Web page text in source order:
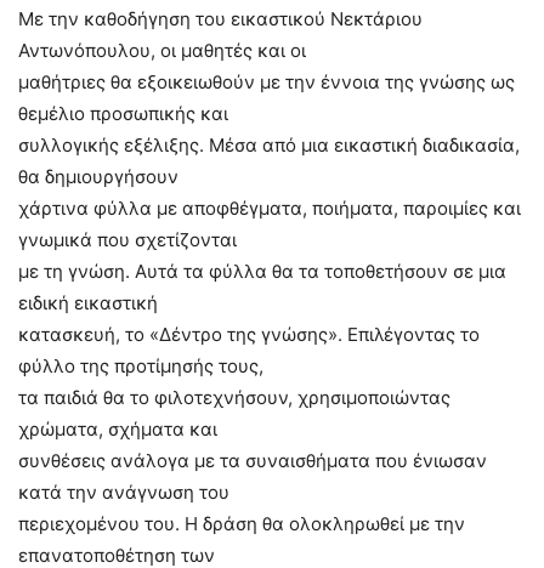
Με την καθοδήγηση του εικαστικού Νεκτάριου
Αντωνόπουλου, οι μαθητές και οι
μαθήτριες θα εξοικειωθούν με την έννοια της γνώσης ως
θεμέλιο προσωπικής και
συλλογικής εξέλιξης. Μέσα από μια εικαστική διαδικασία,
θα δημιουργήσουν
χάρτινα φύλλα με αποφθέγματα, ποιήματα, παροιμίες και
γνωμικά που σχετίζονται
με τη γνώση. Αυτά τα φύλλα θα τα τοποθετήσουν σε μια
ειδική εικαστική
κατασκευή, το «Δέντρο της γνώσης». Επιλέγοντας το
φύλλο της προτίμησής τους,
τα παιδιά θα το φιλοτεχνήσουν, χρησιμοποιώντας
χρώματα, σχήματα και
συνθέσεις ανάλογα με τα συναισθήματα που ένιωσαν
κατά την ανάγνωση του
περιεχομένου του. Η δράση θα ολοκληρωθεί με την
επανατοποθέτηση των